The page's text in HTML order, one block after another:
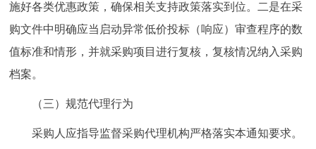
施好各类优惠政策，确保相关支持政策落实到位。二是在采
购文件中明确应当启动异常低价投标（响应）审查程序的数
值标准和情形，并就采购项目进行复核，复核情况纳入采购
档案。
（三）规范代理行为
采购人应指导监督采购代理机构严格落实本通知要求。